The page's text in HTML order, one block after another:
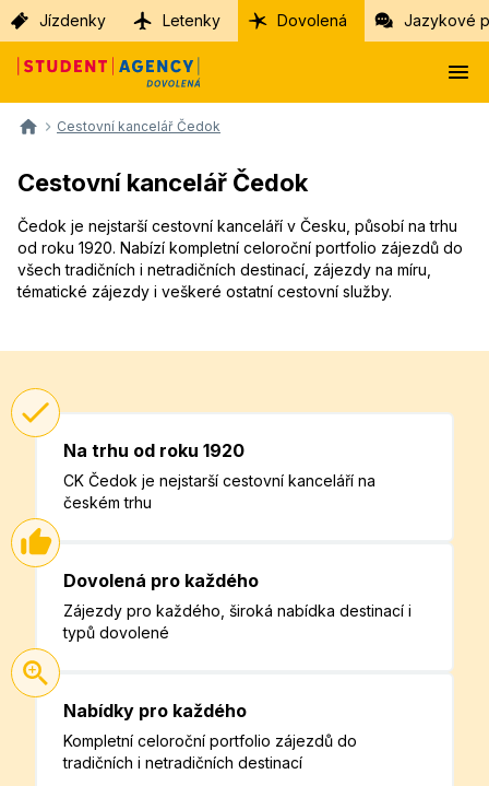
Jízdenky Letenky Dovolená Jazykové
Cestovní kancelář Čedok
Cestovní kancelář Čedok
Čedok je nejstarší cestovní kanceláří v Česku, působí na trhu
od roku 1920. Nabízí kompletní celoroční portfolio zájezdů do
všech tradičních i netradičních destinací, zájezdy na míru,
tématické zájezdy i veškeré ostatní cestovní služby.
Na trhu od roku 1920
CK Čedok je nejstarší cestovní kanceláří na
českém trhu
Dovolená pro každého
Zájezdy pro každého, široká nabídka destinací i
typů dovolené
Nabídky pro každého
Kompletní celoroční portfolio zájezdů do
tradičních i netradičních destinací